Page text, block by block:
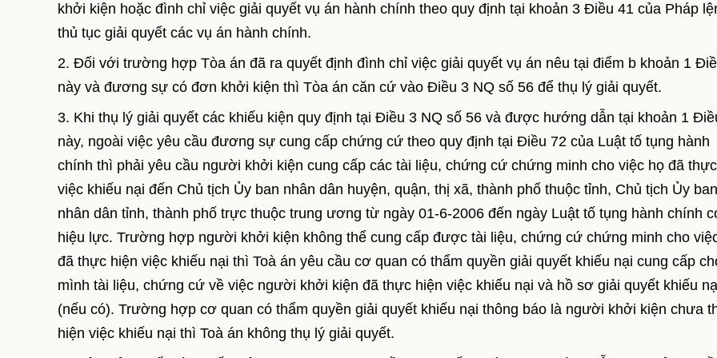
khởi kiện hoặc đình chỉ việc giải quyết vụ án hành chính theo quy định tại khoản 3 Điều 41 của Pháp
thủ tục giải quyết các vụ án hành chính.
2. Đối với trường hợp Tòa án đã ra quyết định đình chỉ việc giải quyết vụ án nêu tại điểm b khoản 1
này và đương sự có đơn khởi kiện thì Tòa án căn cứ vào Điều 3 NQ số 56 để thụ lý giải quyết.
3. Khi thụ lý giải quyết các khiếu kiện quy định tại Điều 3 NQ số 56 và được hướng dẫn tại khoản 1
này, ngoài việc yêu cầu đương sự cung cấp chứng cứ theo quy định tại Điều 72 của Luật tố tụng hành
chính thì phải yêu cầu người khởi kiện cung cấp các tài liệu, chứng cứ chứng minh cho việc họ đã
việc khiếu nại đến Chủ tịch Ủy ban nhân dân huyện, quận, thị xã, thành phố thuộc tỉnh, Chủ tịch Ủy ban
nhân dân tỉnh, thành phố trực thuộc trung ương từ ngày 01-6-2006 đến ngày Luật tố tụng hành chính
hiệu lực. Trường hợp người khởi kiện không thể cung cấp được tài liệu, chứng cứ chứng minh cho
đã thực hiện việc khiếu nại thì Toà án yêu cầu cơ quan có thẩm quyền giải quyết khiếu nại cung cấp
mình tài liệu, chứng cứ về việc người khởi kiện đã thực hiện việc khiếu nại và hồ sơ giải quyết khiếu
(nếu có). Trường hợp cơ quan có thẩm quyền giải quyết khiếu nại thông báo là người khởi kiện chưa
hiện việc khiếu nại thì Toà án không thụ lý giải quyết.